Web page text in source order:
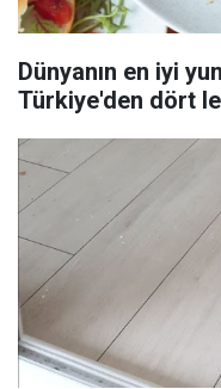
Dünyanın en iyi
Türkiye'den dört